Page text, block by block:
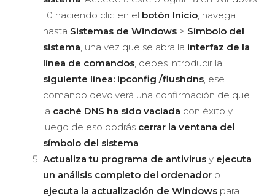
10 haciendo clic en el botón Inicio, navega
hasta Sistemas de Windows > Símbolo del
sistema, una vez que se abra la interfaz de la
línea de comandos, debes introducir la
siguiente línea: ipconfig /flushdns, ese
comando devolverá una confirmación de que
la caché DNS ha sido vaciada con éxito y
luego de eso podrás cerrar la ventana del
símbolo del sistema.
Actualiza tu programa de antivirus y ejecuta
un análisis completo del ordenador o
ejecuta la actualización de Windows para